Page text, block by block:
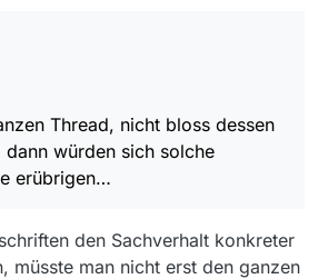
Thread, nicht bloss dessen
würden sich solche
erübrigen…
den Sachverhalt konkreter
müsste man nicht erst den ganzen